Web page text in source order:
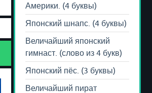
Америки. (4 буквы)
Японский шнапс. (4 буквы)
Величайший японский
гимнаст. (слово из 4 букв)
Японский пёс. (3 буквы)
Величайший пират